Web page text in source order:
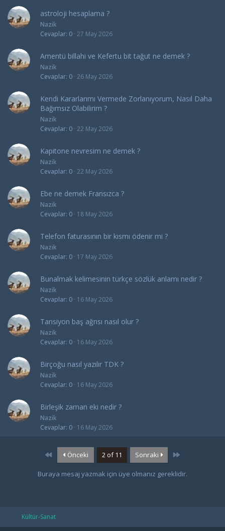
astroloji hesaplama ?
Nazik
Cevaplar 0 27 May 2026
Amentü billahi ve Kefertu bit tağut ne demek ?
Nazik
Cevaplar 0 26 May 2026
Kendi Kararlarımı Vermede Zorlanıyorum, Nasıl Daha
Bağımsız Olabilirim ?
Nazik
Cevaplar 0 22 May 2026
Kapitone nevresim ne demek ?
Nazik
Cevaplar 0 22 May 2026
Ebe ne demek Fransızca ?
Nazik
Cevaplar 0 18 May 2026
Telefon faturasının bir kısmı ödenir mi ?
Nazik
Cevaplar 0 17 May 2026
Bunalmak kelimesinin türkçe sözlük anlamı nedir ?
Nazik
Cevaplar 0 16 May 2026
Tansiyon baş ağrısı nasıl olur ?
Nazik
Cevaplar 0 16 May 2026
Birçoğu nasıl yazılır TDK ?
Nazik
Cevaplar 0 16 May 2026
Birleşik zaman eki nedir ?
Nazik
Cevaplar 0 16 May 2026
First Önceki 2 of 11 Sonraki Last
Buraya mesaj yazmak için üye olmanız gereklidir.
Kültür-Sanat